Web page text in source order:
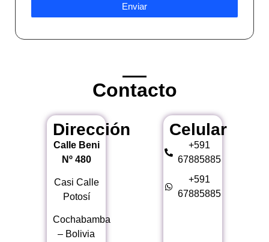
Enviar
Contacto
Dirección
Calle Beni
Nº 480
Casi Calle
Potosí
Cochabamba
– Bolivia
Celular
+591
67885885
+591
67885885